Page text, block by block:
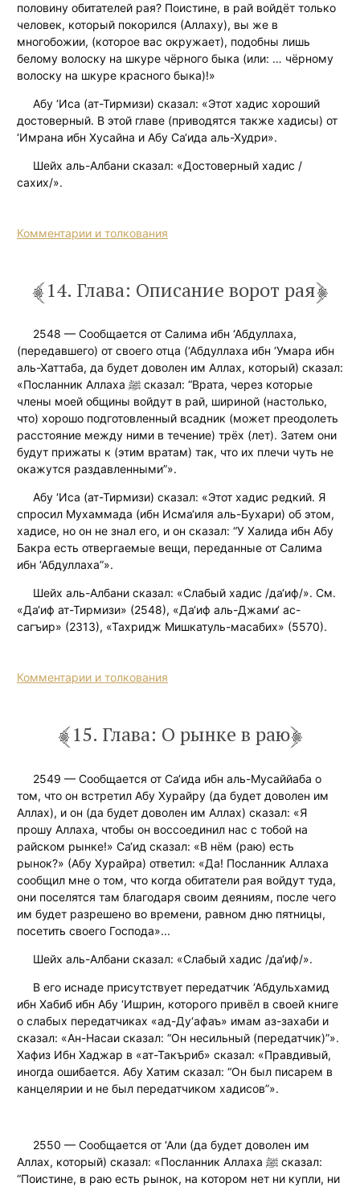
половину обитателей рая? Поистине, в рай войдёт только
человек, который покорился (Аллаху), вы же в
многобожии, (которое вас окружает), подобны лишь
белому волоску на шкуре чёрного быка (или: … чёрному
волоску на шкуре красного быка)!»
Абу ‘Иса (ат-Тирмизи) сказал: «Этот хадис хороший
достоверный. В этой главе (приводятся также хадисы) от
‘Имрана ибн Хусайна и Абу Са‘ида аль-Худри».
Шейх аль-Албани сказал: «Достоверный хадис /
сахих/».
Комментарии и толкования
14. Глава: Описание ворот рая
2548 — Сообщается от Салима ибн ‘Абдуллаха,
(передавшего) от своего отца (‘Абдуллаха ибн ‘Умара ибн
аль-Хаттаба, да будет доволен им Аллах, который) сказал:
«Посланник Аллаха ﷺ сказал: “Врата, через которые
члены моей общины войдут в рай, шириной (настолько,
что) хорошо подготовленный всадник (может преодолеть
расстояние между ними в течение) трёх (лет). Затем они
будут прижаты к (этим вратам) так, что их плечи чуть не
окажутся раздавленными”».
Абу ‘Иса (ат-Тирмизи) сказал: «Этот хадис редкий. Я
спросил Мухаммада (ибн Исма‘иля аль-Бухари) об этом,
хадисе, но он не знал его, и он сказал: “У Халида ибн Абу
Бакра есть отвергаемые вещи, переданные от Салима
ибн ‘Абдуллаха”».
Шейх аль-Албани сказал: «Слабый хадис /да‘иф/». См.
«Да‘иф ат-Тирмизи» (2548), «Да‘иф аль-Джами‘ ас-
сагъир» (2313), «Тахридж Мишкатуль-масабих» (5570).
Комментарии и толкования
15. Глава: О рынке в раю
2549 — Сообщается от Са‘ида ибн аль-Мусаййаба о
том, что он встретил Абу Хурайру (да будет доволен им
Аллах), и он (да будет доволен им Аллах) сказал: «Я
прошу Аллаха, чтобы он воссоединил нас с тобой на
райском рынке!» Са‘ид сказал: «В нём (раю) есть
рынок?» (Абу Хурайра) ответил: «Да! Посланник Аллаха
сообщил мне о том, что когда обитатели рая войдут туда,
они поселятся там благодаря своим деяниям, после чего
им будет разрешено во времени, равном дню пятницы,
посетить своего Господа»...
Шейх аль-Албани сказал: «Слабый хадис /да‘иф/».
В его иснаде присутствует передатчик ‘Абдульхамид
ибн Хабиб ибн Абу ‘Ишрин, которого привёл в своей книге
о слабых передатчиках «ад-Ду‘афаъ» имам аз-захаби и
сказал: «Ан-Насаи сказал: “Он несильный (передатчик)”».
Хафиз Ибн Хаджар в «ат-Такъриб» сказал: «Правдивый,
иногда ошибается. Абу Хатим сказал: “Он был писарем в
канцелярии и не был передатчиком хадисов”».
2550 — Сообщается от ‘Али (да будет доволен им
Аллах, который) сказал: «Посланник Аллаха ﷺ сказал:
“Поистине, в раю есть рынок, на котором нет ни купли, ни